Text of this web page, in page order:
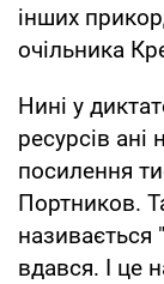
інших
очільника
Нині у
ресурсів ані
посилення
Портников.
називається
вдався. І це